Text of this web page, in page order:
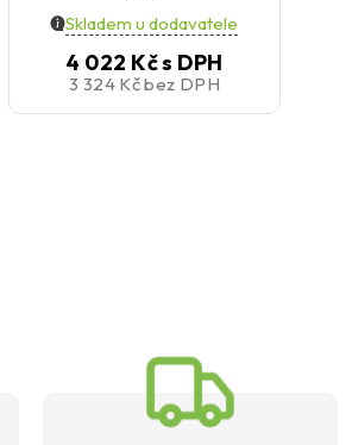
Skladem u dodavatele
4 022 Kčs DPH
3 324 Kčbez DPH